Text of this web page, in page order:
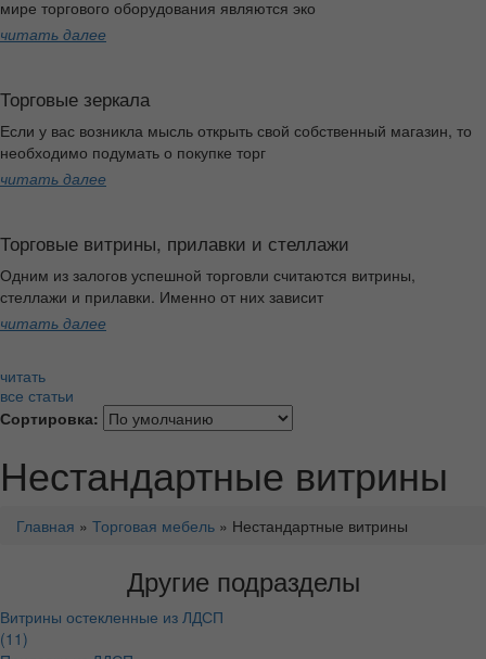
мире торгового оборудования являются эко
читать далее
Торговые зеркала
Если у вас возникла мысль открыть свой собственный магазин, то
необходимо подумать о покупке торг
читать далее
Торговые витрины, прилавки и стеллажи
Одним из залогов успешной торговли считаются витрины,
стеллажи и прилавки. Именно от них зависит
читать далее
читать
все статьи
Сортировка:
Нестандартные витрины
Главная » Торговая мебель » Нестандартные витрины
Другие подразделы
Витрины остекленные из ЛДСП
(11)